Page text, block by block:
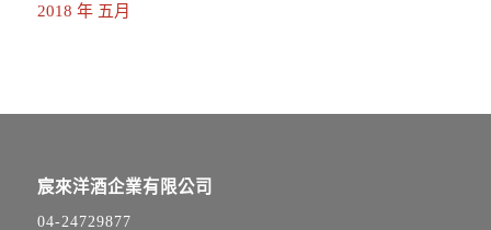
2018 年 五月
宸來洋酒企業有限公司
04-24729877